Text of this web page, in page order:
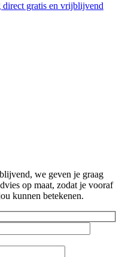
direct gratis en vrijblijvend
we geven je graag
op maat, zodat je vooraf
kunnen betekenen.